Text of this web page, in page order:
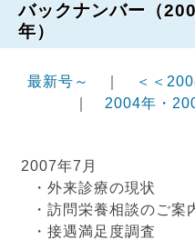
バックナンバー（
年）
最新号～
＜＜
2004年・
2007年7月
・外来診療の現状
・訪問栄養相談のご案
・接遇満足度調査